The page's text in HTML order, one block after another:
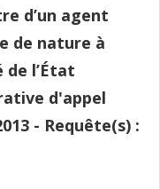
d’un agent
de nature à
l’État
d'appel
- Requête(s) :